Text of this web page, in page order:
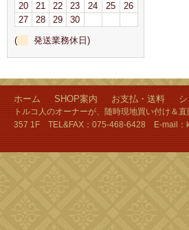
20
21 22 23 24 25
26
27
28 29
30
(
発送業務休日)
ホーム SHOP案内 お支払・送料
トルコ人のオーナーが、随時現地買い付け＆
357 1F TEL&FAX：075-468-6428 E-mail：